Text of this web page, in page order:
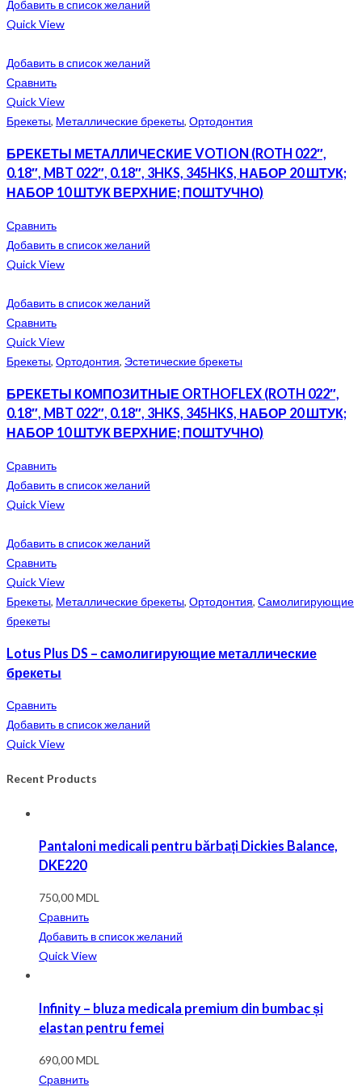
Добавить в список желаний
Quick View
Добавить в список желаний
Сравнить
Quick View
Брекеты, Металлические брекеты, Ортодонтия
БРЕКЕТЫ МЕТАЛЛИЧЕСКИЕ VOTION (ROTH 022″,
0.18″, MBT 022″, 0.18″, 3HKS, 345HKS, НАБОР 20 ШТУК;
НАБОР 10 ШТУК ВЕРХНИЕ; ПОШТУЧНО)
Сравнить
Добавить в список желаний
Quick View
Добавить в список желаний
Сравнить
Quick View
Брекеты, Ортодонтия, Эстетические брекеты
БРЕКЕТЫ КОМПОЗИТНЫЕ ORTHOFLEX (ROTH 022″,
0.18″, MBT 022″, 0.18″, 3HKS, 345HKS, НАБОР 20 ШТУК;
НАБОР 10 ШТУК ВЕРХНИЕ; ПОШТУЧНО)
Сравнить
Добавить в список желаний
Quick View
Добавить в список желаний
Сравнить
Quick View
Брекеты, Металлические брекеты, Ортодонтия, Самолигирующие
брекеты
Lotus Plus DS – самолигирующие металлические
брекеты
Сравнить
Добавить в список желаний
Quick View
Recent Products
Pantaloni medicali pentru bărbați Dickies Balance,
DKE220
750,00MDL
Сравнить
Добавить в список желаний
Quick View
Infinity – bluza medicala premium din bumbac și
elastan pentru femei
690,00MDL
Сравнить